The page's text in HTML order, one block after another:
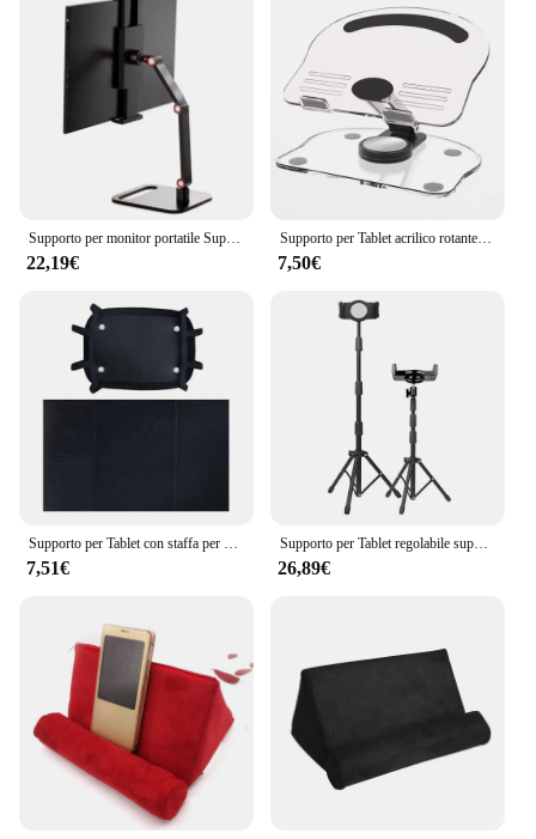
Supporto per monitor portatile Supporto per tablet Supporto per morsetto da tavolo per monitor portatile regolabile
22,19€
Supporto per Tablet acrilico rotante a 360 ° per iPad Pro Air Mini supporto antiscivolo pieghevole regolabile da tavolo per Pad da 4.7-13 pollici
7,50€
Supporto per Tablet con staffa per sedile posteriore dell'auto staffa in Silicone comoda da usare supporto per Tablet poggiatesta per auto da 30g facile da usare
7,51€
Supporto per Tablet regolabile supporto da pavimento per treppiede supporto Live Mount per 4-13 pollici per iPad Air Pro 12.9 Xiaomi Tab Pc staffa pigra
26,89€